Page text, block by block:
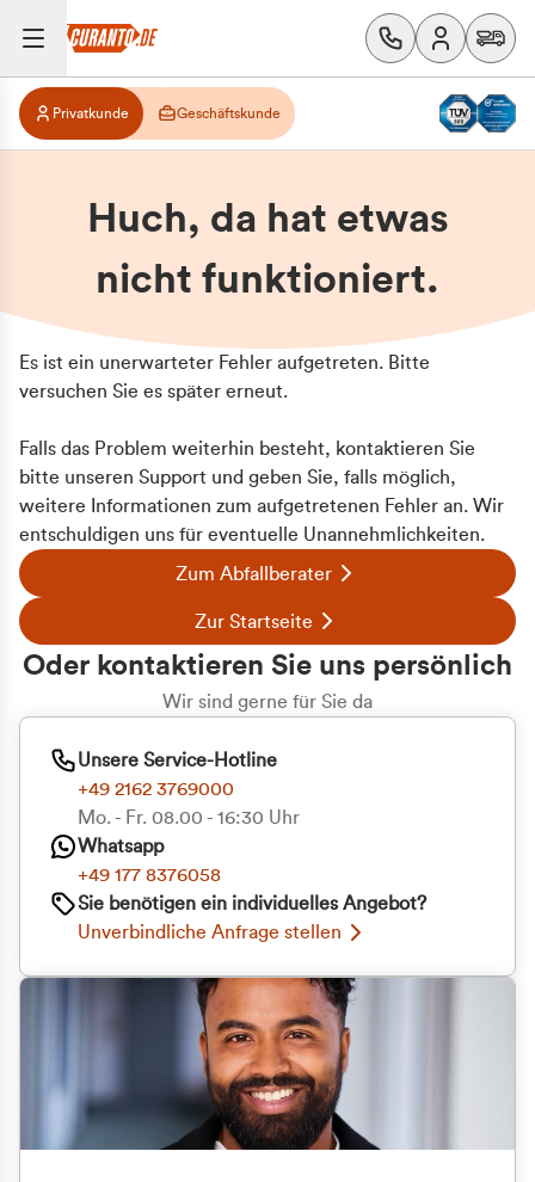
Privatkunde Geschäftskunde
Huch, da hat etwas
nicht funktioniert.
Es ist ein unerwarteter Fehler aufgetreten. Bitte
versuchen Sie es später erneut.
Falls das Problem weiterhin besteht, kontaktieren Sie
bitte unseren Support und geben Sie, falls möglich,
weitere Informationen zum aufgetretenen Fehler an. Wir
entschuldigen uns für eventuelle Unannehmlichkeiten.
Zum Abfallberater
Zur Startseite
Oder kontaktieren Sie uns persönlich
Wir sind gerne für Sie da
Unsere Service-Hotline
+49 2162 3769000
Mo. - Fr. 08.00 - 16:30 Uhr
Whatsapp
+49 177 8376058
Sie benötigen ein individuelles Angebot?
Unverbindliche Anfrage stellen